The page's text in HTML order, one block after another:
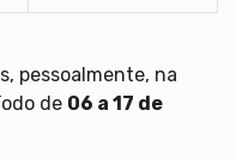
pessoalmente, na
de 06 a 17 de